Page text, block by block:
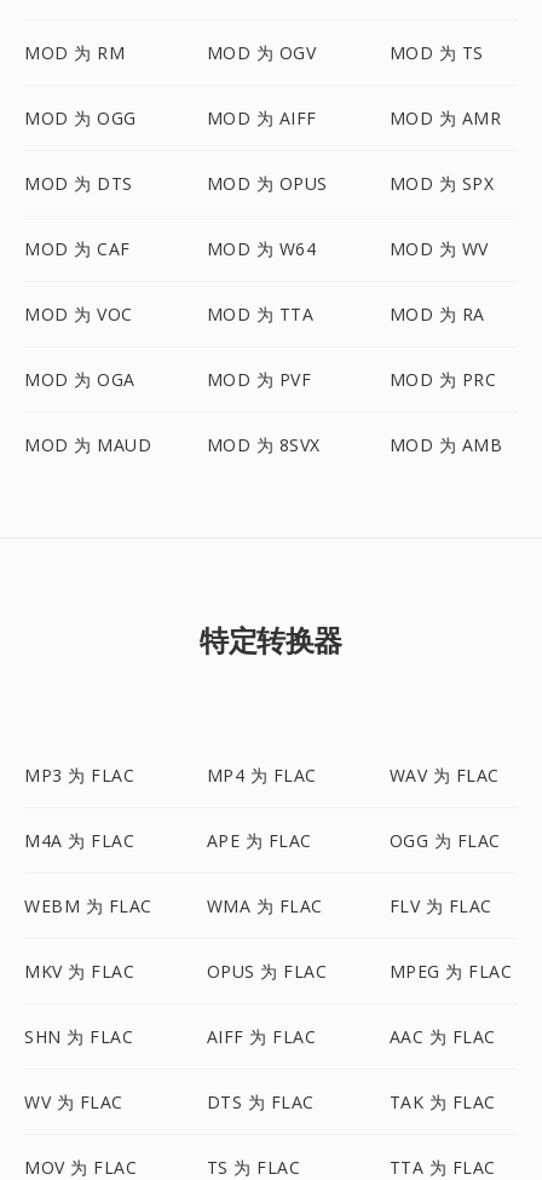
MOD 为 RM MOD 为 OGV MOD 为 TS
MOD 为 OGG MOD 为 AIFF MOD 为 AMR
MOD 为 DTS MOD 为 OPUS MOD 为 SPX
MOD 为 CAF MOD 为 W64 MOD 为 WV
MOD 为 VOC MOD 为 TTA MOD 为 RA
MOD 为 OGA MOD 为 PVF MOD 为 PRC
MOD 为 MAUD MOD 为 8SVX MOD 为 AMB
特定转换器
MP3 为 FLAC MP4 为 FLAC WAV 为 FLAC
M4A 为 FLAC APE 为 FLAC OGG 为 FLAC
WEBM 为 FLAC WMA 为 FLAC FLV 为 FLAC
MKV 为 FLAC OPUS 为 FLAC MPEG 为 FLAC
SHN 为 FLAC AIFF 为 FLAC AAC 为 FLAC
WV 为 FLAC DTS 为 FLAC TAK 为 FLAC
MOV 为 FLAC TS 为 FLAC TTA 为 FLAC